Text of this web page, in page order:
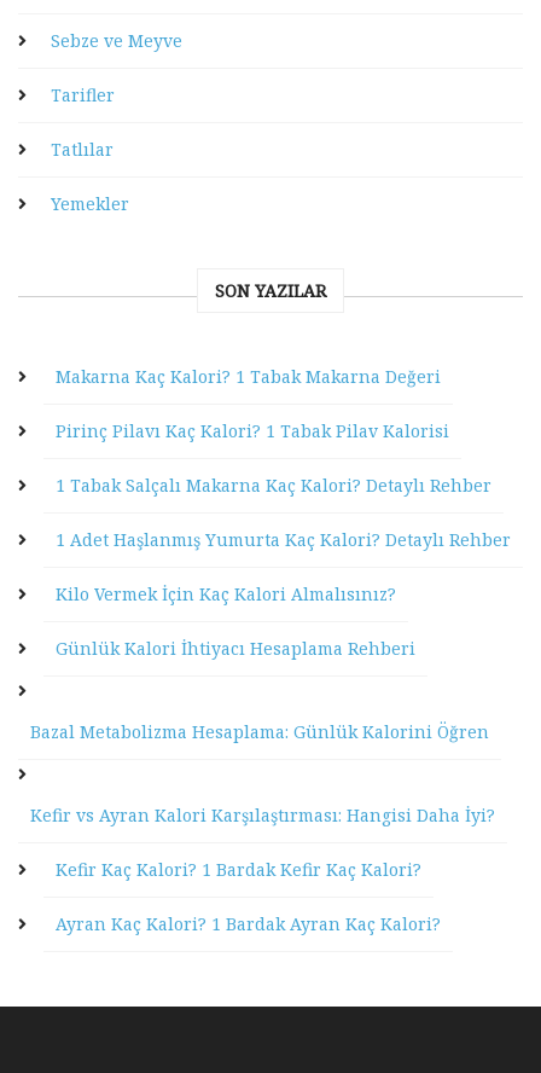
Sebze ve Meyve
Tarifler
Tatlılar
Yemekler
SON YAZILAR
Makarna Kaç Kalori? 1 Tabak Makarna Değeri
Pirinç Pilavı Kaç Kalori? 1 Tabak Pilav Kalorisi
1 Tabak Salçalı Makarna Kaç Kalori? Detaylı Rehber
1 Adet Haşlanmış Yumurta Kaç Kalori? Detaylı Rehber
Kilo Vermek İçin Kaç Kalori Almalısınız?
Günlük Kalori İhtiyacı Hesaplama Rehberi
Bazal Metabolizma Hesaplama: Günlük Kalorini Öğren
Kefir vs Ayran Kalori Karşılaştırması: Hangisi Daha İyi?
Kefir Kaç Kalori? 1 Bardak Kefir Kaç Kalori?
Ayran Kaç Kalori? 1 Bardak Ayran Kaç Kalori?